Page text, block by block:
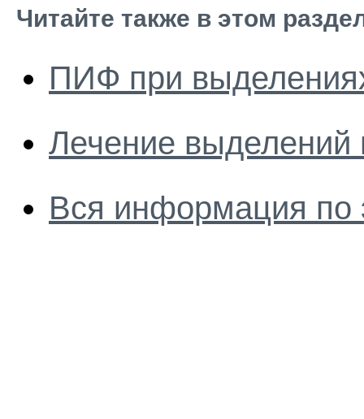
Читайте также в этом
ПИФ при
Лечение выделений
Вся информация по